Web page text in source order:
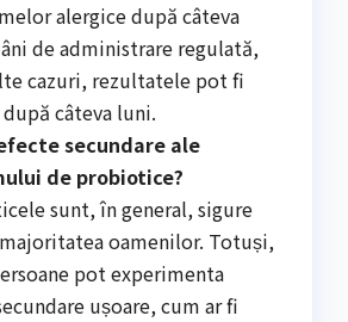
alergice după câteva
de administrare regulată,
cazuri, rezultatele pot fi
câteva luni.
secundare ale
de probiotice?
sunt, în general, sigure
oamenilor. Totuși,
pot experimenta
ușoare, cum ar fi